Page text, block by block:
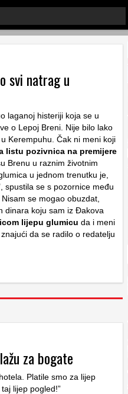
svi natrag u
laganoj histeriji koja se u
o Lepoj Breni. Nije bilo lako
Kerempuhu. Čak ni meni koji
listu pozivnica na premijere
Brenu u raznim životnim
u jednom trenutku je,
spustila se s pozornice među
se mogao obuzdat,
dinara koju sam iz Đakova
lijepu glumicu da i meni
znajući da se radilo o redatelju
za bogate
Platile smo za lijep
lijep pogled!”